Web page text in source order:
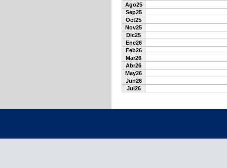
Ago25
Sep25
Oct25
Nov25
Dic25
Ene26
Feb26
Mar26
Abr26
May26
Jun26
Jul26